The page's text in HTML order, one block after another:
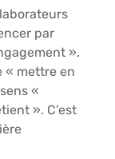
par
».
« mettre en
«
». C’est